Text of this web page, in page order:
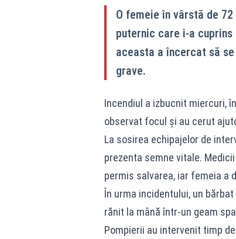
O femeie în vârstă de
puternic care i-a
aceasta a încercat să
grave.
Incendiul a izbucnit miercuri,
observat focul și au cerut
La sosirea echipajelor de
prezenta semne vitale.
permis salvarea, iar femeia a
În urma incidentului, un
rănit la mână într-un geam
Pompierii au intervenit timp